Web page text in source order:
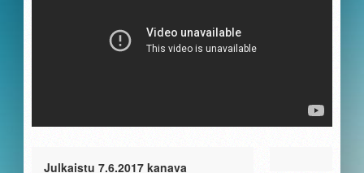
Julkaistu 7.6.2017 kanava